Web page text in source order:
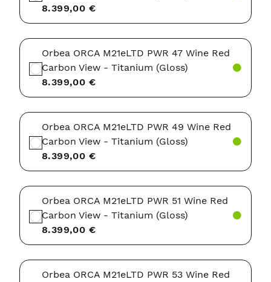
8.399,00 €
Orbea ORCA M21eLTD PWR 47 Wine Red
Carbon View - Titanium (Gloss)
8.399,00 €
Orbea ORCA M21eLTD PWR 49 Wine Red
Carbon View - Titanium (Gloss)
8.399,00 €
Orbea ORCA M21eLTD PWR 51 Wine Red
Carbon View - Titanium (Gloss)
8.399,00 €
Orbea ORCA M21eLTD PWR 53 Wine Red